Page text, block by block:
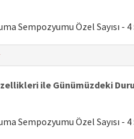
Sempozyumu Özel Sayısı - 4
ile Günümüzdeki
Sempozyumu Özel Sayısı - 4